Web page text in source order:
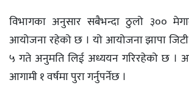
विभागका अनुसार सबैभन्दा ठुलो ३००
आयोजना रहेको छ । यो आयोजना झापा
५ गते अनुमति लिई अध्ययन गरिरहेको छ ।
आगामी १ वर्षमा पुरा गर्नुपर्नेछ ।